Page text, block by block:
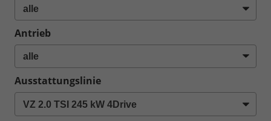
Antrieb
Ausstattungslinie